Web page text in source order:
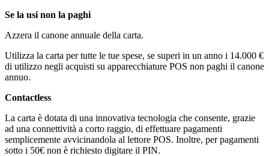
Se la usi non la paghi
Azzera il canone annuale della carta.
Utilizza la carta per tutte le tue spese, se superi in un anno i 14.000 €
di utilizzo negli acquisti su apparecchiature POS non paghi il canone
annuo.
Contactless
La carta è dotata di una innovativa tecnologia che consente, grazie
ad una connettività a corto raggio, di effettuare pagamenti
semplicemente avvicinandola al lettore POS. Inoltre, per pagamenti
sotto i 50€ non è richiesto digitare il PIN.